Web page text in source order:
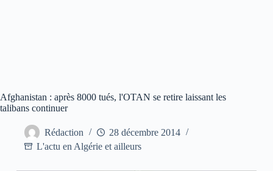
Afghanistan : après 8000 tués, l'OTAN se retire laissant les
talibans continuer
Rédaction
28 décembre 2014
L'actu en Algérie et ailleurs